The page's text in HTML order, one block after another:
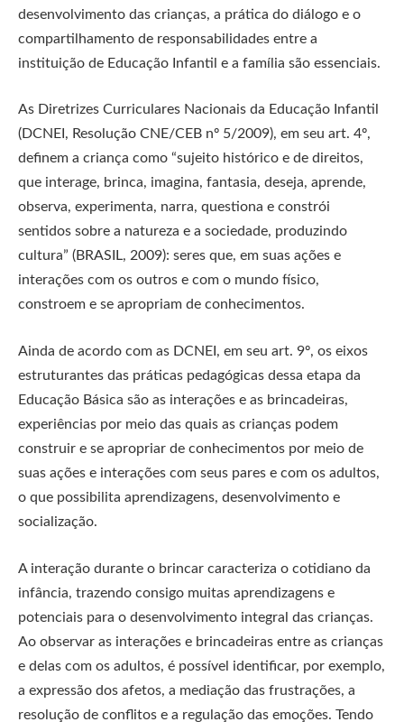
desenvolvimento das crianças, a prática do diálogo e o
compartilhamento de responsabilidades entre a
instituição de Educação Infantil e a família são essenciais.
As Diretrizes Curriculares Nacionais da Educação Infantil
(DCNEI, Resolução CNE/CEB nº 5/2009), em seu art. 4º,
definem a criança como “sujeito histórico e de direitos,
que interage, brinca, imagina, fantasia, deseja, aprende,
observa, experimenta, narra, questiona e constrói
sentidos sobre a natureza e a sociedade, produzindo
cultura” (BRASIL, 2009): seres que, em suas ações e
interações com os outros e com o mundo físico,
constroem e se apropriam de conhecimentos.
Ainda de acordo com as DCNEI, em seu art. 9º, os eixos
estruturantes das práticas pedagógicas dessa etapa da
Educação Básica são as interações e as brincadeiras,
experiências por meio das quais as crianças podem
construir e se apropriar de conhecimentos por meio de
suas ações e interações com seus pares e com os adultos,
o que possibilita aprendizagens, desenvolvimento e
socialização.
A interação durante o brincar caracteriza o cotidiano da
infância, trazendo consigo muitas aprendizagens e
potenciais para o desenvolvimento integral das crianças.
Ao observar as interações e brincadeiras entre as crianças
e delas com os adultos, é possível identificar, por exemplo,
a expressão dos afetos, a mediação das frustrações, a
resolução de conflitos e a regulação das emoções. Tendo